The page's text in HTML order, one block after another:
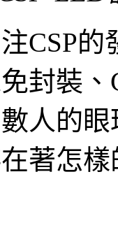
CSP
封裝、
人的
著怎